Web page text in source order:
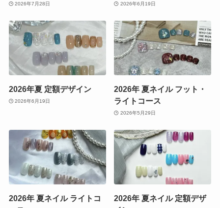
2026年7月28日 2026年6月19日
2026年夏 定額デザイン
2026年6月19日
2026年 夏ネイル フット・
ライトコース
2026年5月29日
2026年 夏ネイル ライトコ
2026年 夏ネイル 定額デザ